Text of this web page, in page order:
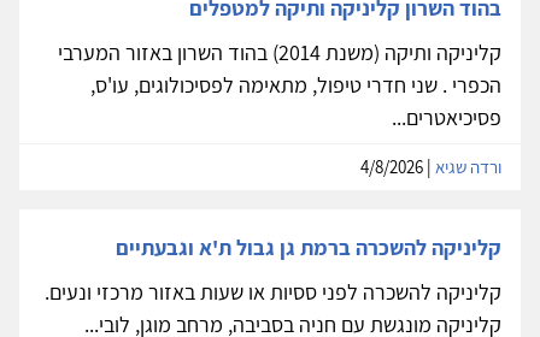
בהוד השרון קליניקה ותיקה למטפלים
קליניקה ותיקה (משנת 2014) בהוד השרון באזור המערבי
הכפרי . שני חדרי טיפול, מתאימה לפסיכולוגים, עו'ס,
פסיכיאטרים...
ורדה שגיא
קליניקה להשכרה ברמת גן גבול ת'א וגבעתיים
קליניקה להשכרה לפני ססיות או שעות באזור מרכזי ונעים.
קליניקה מונגשת עם חניה בסביבה, מרחב מוגן, לובי...